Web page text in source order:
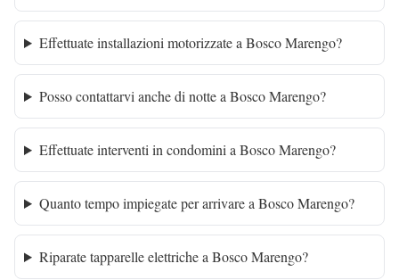
Effettuate installazioni motorizzate a Bosco Marengo?
Posso contattarvi anche di notte a Bosco Marengo?
Effettuate interventi in condomini a Bosco Marengo?
Quanto tempo impiegate per arrivare a Bosco Marengo?
Riparate tapparelle elettriche a Bosco Marengo?